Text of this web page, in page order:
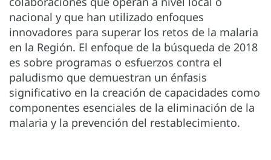
nacional y que han utilizado enfoques
innovadores para superar los retos de la malaria
en la Región. El enfoque de la búsqueda de 2018
es sobre programas o esfuerzos contra el
paludismo que demuestran un énfasis
significativo en la creación de capacidades como
componentes esenciales de la eliminación de la
malaria y la prevención del restablecimiento.